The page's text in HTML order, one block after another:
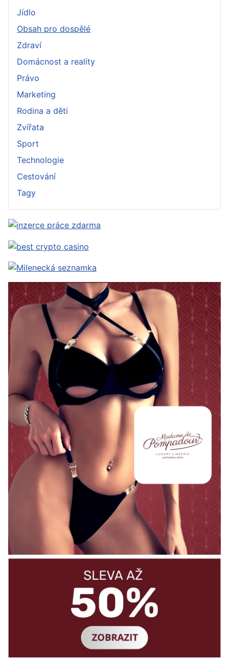
Jídlo
Obsah pro dospělé
Zdraví
Domácnost a reality
Právo
Marketing
Rodina a děti
Zvířata
Sport
Technologie
Cestování
Tagy